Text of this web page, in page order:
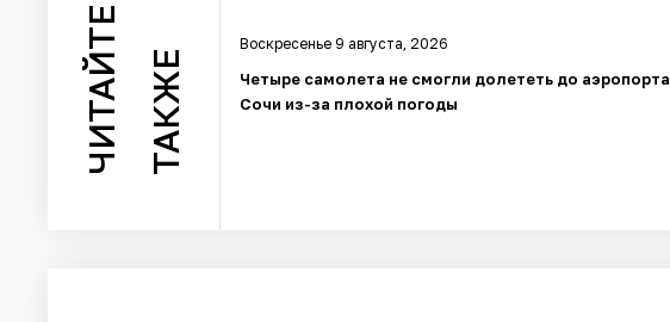
ЧИТАЙТЕ ТАКЖЕ
Воскресенье 9 августа, 2026
Четыре самолета не смогли долететь до аэропорта
Сочи из-за плохой погоды